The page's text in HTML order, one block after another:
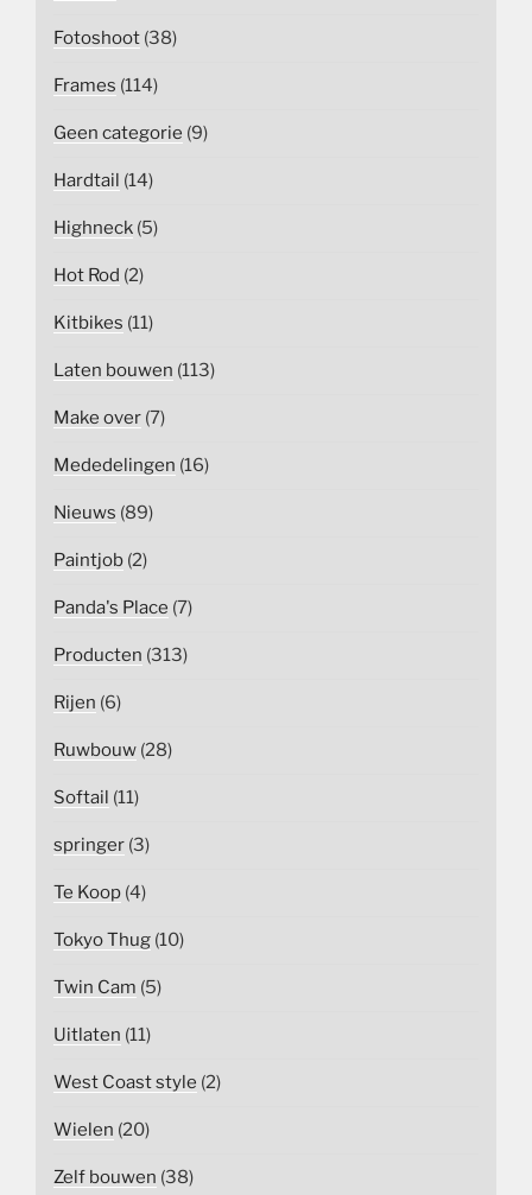
Fotoshoot (38)
Frames (114)
Geen categorie (9)
Hardtail (14)
Highneck (5)
Hot Rod (2)
Kitbikes (11)
Laten bouwen (113)
Make over (7)
Mededelingen (16)
Nieuws (89)
Paintjob (2)
Panda's Place (7)
Producten (313)
Rijen (6)
Ruwbouw (28)
Softail (11)
springer (3)
Te Koop (4)
Tokyo Thug (10)
Twin Cam (5)
Uitlaten (11)
West Coast style (2)
Wielen (20)
Zelf bouwen (38)